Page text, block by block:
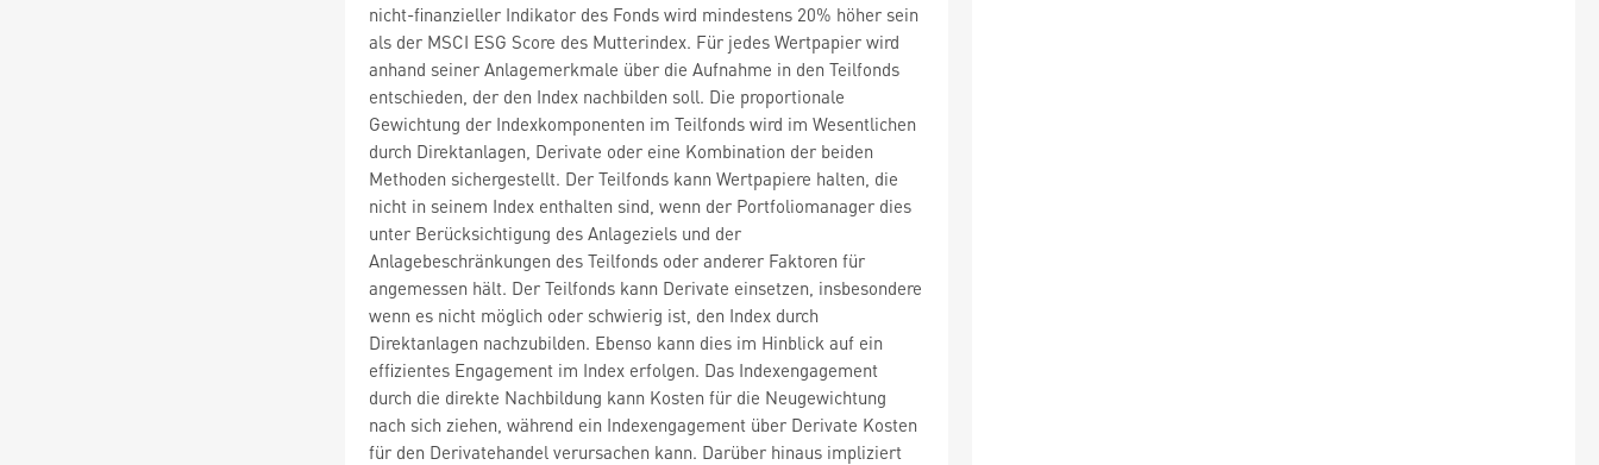
nicht-finanzieller Indikator des Fonds wird mindestens 20% höher sein
als der MSCI ESG Score des Mutterindex. Für jedes Wertpapier wird
anhand seiner Anlagemerkmale über die Aufnahme in den Teilfonds
entschieden, der den Index nachbilden soll. Die proportionale
Gewichtung der Indexkomponenten im Teilfonds wird im Wesentlichen
durch Direktanlagen, Derivate oder eine Kombination der beiden
Methoden sichergestellt. Der Teilfonds kann Wertpapiere halten, die
nicht in seinem Index enthalten sind, wenn der Portfoliomanager dies
unter Berücksichtigung des Anlageziels und der
Anlagebeschränkungen des Teilfonds oder anderer Faktoren für
angemessen hält. Der Teilfonds kann Derivate einsetzen, insbesondere
wenn es nicht möglich oder schwierig ist, den Index durch
Direktanlagen nachzubilden. Ebenso kann dies im Hinblick auf ein
effizientes Engagement im Index erfolgen. Das Indexengagement
durch die direkte Nachbildung kann Kosten für die Neugewichtung
nach sich ziehen, während ein Indexengagement über Derivate Kosten
für den Derivatehandel verursachen kann. Darüber hinaus impliziert